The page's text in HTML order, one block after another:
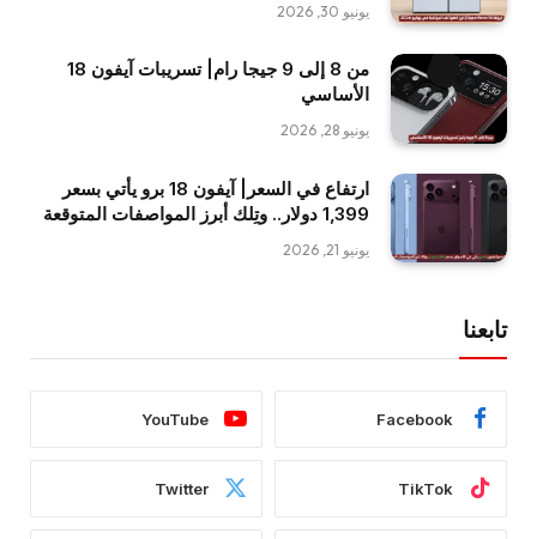
يونيو 30, 2026
من 8 إلى 9 جيجا رام| تسريبات آيفون 18
الأساسي
يونيو 28, 2026
ارتفاع في السعر| آيفون 18 برو يأتي بسعر
1,399 دولار.. وتِلك أبرز المواصفات المتوقعة
يونيو 21, 2026
تابعنا
Facebook
YouTube
TikTok
Twitter